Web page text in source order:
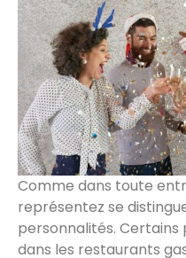
Comme dans toute
représentez se
personnalités.
dans les restaurants